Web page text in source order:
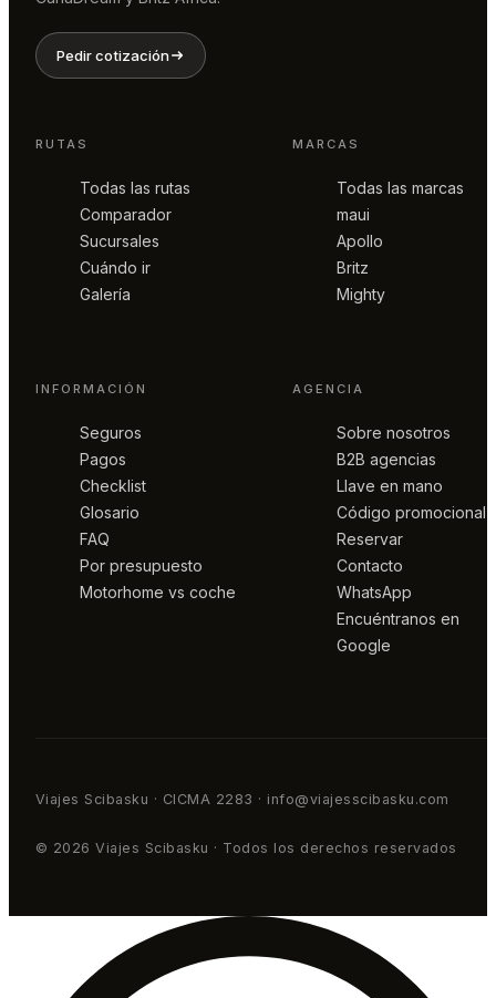
Pedir cotización
RUTAS
Todas las rutas
Comparador
Sucursales
Cuándo ir
Galería
MARCAS
Todas las marcas
maui
Apollo
Britz
Mighty
INFORMACIÓN
Seguros
Pagos
Checklist
Glosario
FAQ
Por presupuesto
Motorhome vs coche
AGENCIA
Sobre nosotros
B2B agencias
Llave en mano
Código promocional
Reservar
Contacto
WhatsApp
Encuéntranos en
Google
Viajes Scibasku · CICMA 2283 · info@viajesscibasku.com
© 2026 Viajes Scibasku · Todos los derechos reservados